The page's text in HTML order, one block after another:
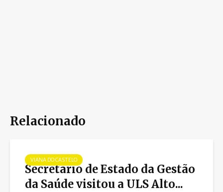
Relacionado
VIANA DO CASTELO
Secretário de Estado da Gestão
da Saúde visitou a ULS Alto...